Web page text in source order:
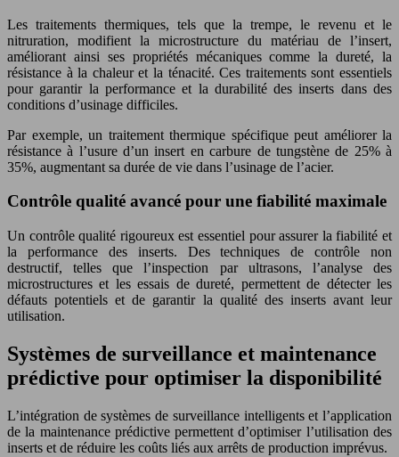
Les traitements thermiques, tels que la trempe, le revenu et le
nitruration, modifient la microstructure du matériau de l’insert,
améliorant ainsi ses propriétés mécaniques comme la dureté, la
résistance à la chaleur et la ténacité. Ces traitements sont essentiels
pour garantir la performance et la durabilité des inserts dans des
conditions d’usinage difficiles.
Par exemple, un traitement thermique spécifique peut améliorer la
résistance à l’usure d’un insert en carbure de tungstène de 25% à
35%, augmentant sa durée de vie dans l’usinage de l’acier.
Contrôle qualité avancé pour une fiabilité maximale
Un contrôle qualité rigoureux est essentiel pour assurer la fiabilité et
la performance des inserts. Des techniques de contrôle non
destructif, telles que l’inspection par ultrasons, l’analyse des
microstructures et les essais de dureté, permettent de détecter les
défauts potentiels et de garantir la qualité des inserts avant leur
utilisation.
Systèmes de surveillance et maintenance
prédictive pour optimiser la disponibilité
L’intégration de systèmes de surveillance intelligents et l’application
de la maintenance prédictive permettent d’optimiser l’utilisation des
inserts et de réduire les coûts liés aux arrêts de production imprévus.